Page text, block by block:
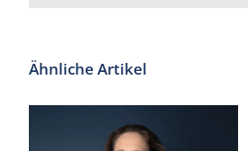
Ähnliche Artikel